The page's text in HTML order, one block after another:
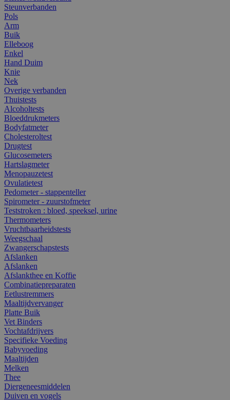
Steunverbanden
Pols
Arm
Buik
Elleboog
Enkel
Hand Duim
Knie
Nek
Overige verbanden
Thuistests
Alcoholtests
Bloeddrukmeters
Bodyfatmeter
Cholesteroltest
Drugtest
Glucosemeters
Hartslagmeter
Menopauzetest
Ovulatietest
Pedometer - stappenteller
Spirometer - zuurstofmeter
Teststroken : bloed, speeksel, urine
Thermometers
Vruchtbaarheidstests
Weegschaal
Zwangerschapstests
Afslanken
Afslanken
Afslankthee en Koffie
Combinatiepreparaten
Eetlustremmers
Maaltijdvervanger
Platte Buik
Vet Binders
Vochtafdrijvers
Specifieke Voeding
Babyvoeding
Maaltijden
Melken
Thee
Diergeneesmiddelen
Duiven en vogels